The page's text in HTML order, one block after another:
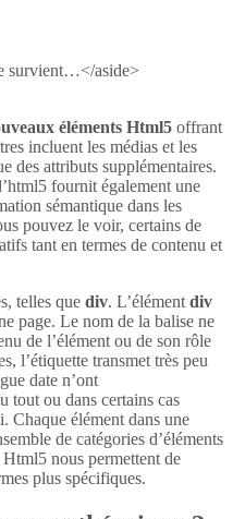
survient…</aside>
éléments Html5 offrant
incluent les médias et les
des attributs supplémentaires.
fournit également une
sémantique dans les
pouvez le voir, certains de
tant en termes de contenu et
telles que div. L’élément div
page. Le nom de la balise ne
de l’élément ou de son rôle
l’étiquette transmet très peu
date n’ont
tout ou dans certains cas
Chaque élément dans une
de catégories d’éléments
nous permettent de
plus spécifiques.